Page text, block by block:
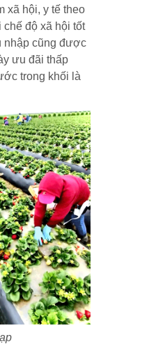
xã hội, y tế theo
chế độ xã hội tốt
nhập cũng được
ưu đãi thấp
trong khối là